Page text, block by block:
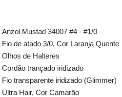
Anzol Mustad 34007 #4 - #1/0
Fio de atado 3/0, Cor Laranja Quente
Olhos de Halteres
Cordão trançado iridizado
Fio transparente iridizado (Glimmer)
Ultra Hair, Cor Camarão